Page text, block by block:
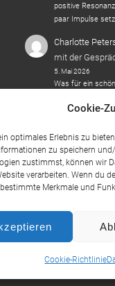
Cookie-
optimales Erlebnis zu
zu speichern
zustimmst, können wir
verarbeiten. Wenn du
Merkmale und
Cookie-Richtlinie
positive
paar Impulse
Charlotte
mit der
5. Mai 2026
Was für ein
verstehen konnte
Copyright © 2026
Responsive-Theme